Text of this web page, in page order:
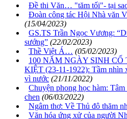
Đề thi Văn… "tăm tối"- tại
Đoàn công tác Hội Nhà văn
(15/04/2023)
GS.TS Trần Ngọc Vương:
sướng” (22/02/2023)
Thề Việt Á… (05/02/2023)
100 NĂM NGÀY SINH
KIỆT (23-11-1922): Tầm nhìn
vì nước (21/11/2022)
Chuyện phong học hàm:
chen (06/03/2022)
Ngâm thơ: Về Thủ đô thăm
Văn hóa ứng xử của người